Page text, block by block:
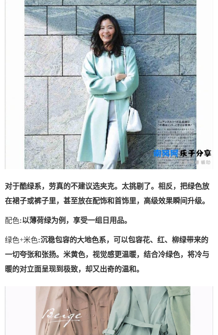
对于酷绿系，劳真的不建议选夹克。太挑剔了。相反，把绿色放
在裙子或裤子里，甚至放在配饰和首饰里，高级效果瞬间升级。
配色:以薄荷绿为例，享受一组日用品。
绿色+米色:沉稳包容的大地色系，可以包容花、红、柳绿带来的
一切夸张和张扬。米黄色，视觉感更温暖，结合冷绿色，将冷与
暖的对立面呈现到极致，却又出奇的温和。